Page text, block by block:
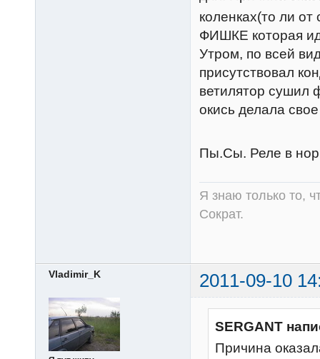
коленках(то ли от
ФИШКЕ которая
Утром, по всей
присутствовал
ветилятор сушил
окись делала
Пы.Сы. Реле в
Я знаю только то,
Сократ.
Vladimir_K 2011-09-10
SERGANT
Причина